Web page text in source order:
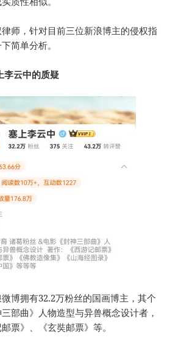
师，针对目前三位新浪博主的侵权指
简单分析。
李云中的质疑
博拥有32.2万粉丝的国画博主，其个
部曲》人物造型与异兽概念设计者，
票》、《玄奘邮票》等。